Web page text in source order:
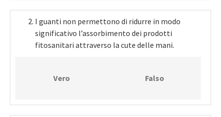
I guanti non permettono di ridurre in modo
significativo l’assorbimento dei prodotti
fitosanitari attraverso la cute delle mani.
Vero Falso